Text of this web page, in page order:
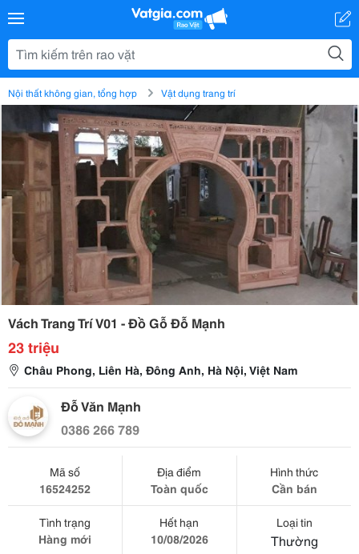
Nội thất không gian, tổng hợp Vật dụng trang trí
Vách Trang Trí V01 - Đồ Gỗ Đỗ Mạnh
23 triệu
Châu Phong, Liên Hà, Đông Anh, Hà Nội, Việt Nam
Đỗ Văn Mạnh
0386 266 789
Mã số
16524252
Địa điểm
Toàn quốc
Hình thức
Cần bán
Tình trạng
Hàng mới
Hết hạn
10/08/2026
Loại tin
Thường